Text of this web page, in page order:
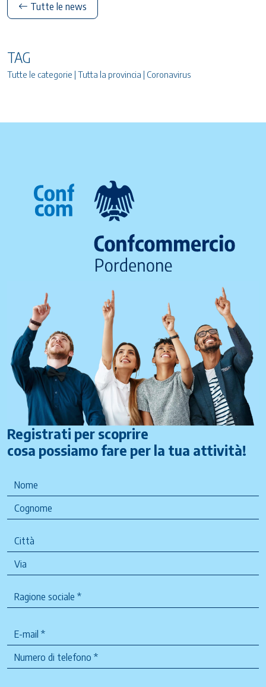
Tutte le news
TAG
Tutte le categorie | Tutta la provincia | Coronavirus
Registrati per scoprire
cosa possiamo fare per la tua attività!